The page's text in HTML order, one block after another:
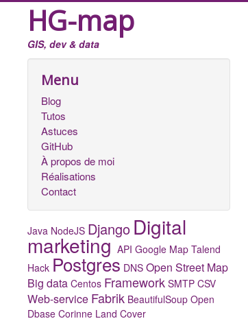
HG-map
GIS, dev & data
Menu
Blog
Tutos
Astuces
GitHub
À propos de moi
Réalisations
Contact
Java NodeJS Django Digital
marketingAPI Google Map Talend
Hack Postgres DNS Open Street Map
Big data Centos Framework SMTP CSV
Web-service Fabrik BeautifulSoup Open
Dbase Corinne Land Cover